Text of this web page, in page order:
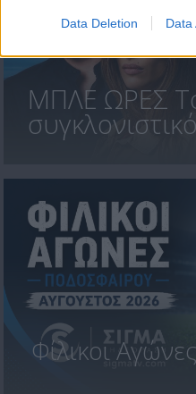
Data Deletion Data
ΜΠΛΕ ΩΡΕΣ
Φίλικοι